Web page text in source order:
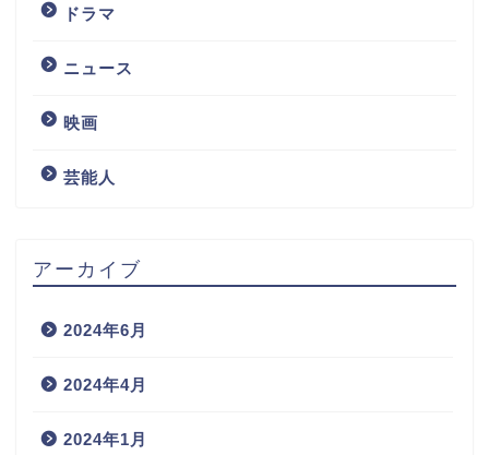
ドラマ
ニュース
映画
芸能人
アーカイブ
2024年6月
2024年4月
2024年1月